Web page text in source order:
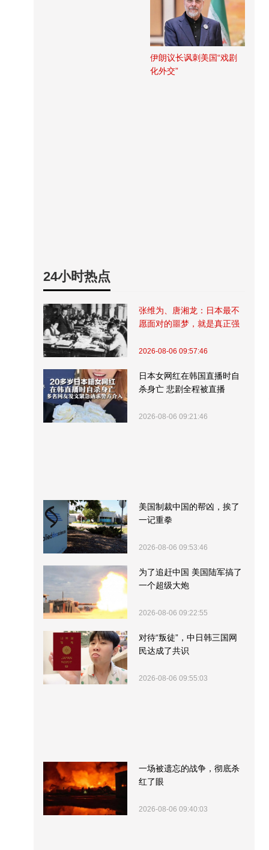
伊朗议长讽刺美国“戏剧
化外交”
24小时热点
张维为、唐湘龙：日本最不
愿面对的噩梦，就是真正强
2026-08-06 09:57:46
日本女网红在韩国直播时自
杀身亡 悲剧全程被直播
2026-08-06 09:21:46
美国制裁中国的帮凶，挨了
一记重拳
2026-08-06 09:53:46
为了追赶中国 美国陆军搞了
一个超级大炮
2026-08-06 09:22:55
对待“叛徒”，中日韩三国网
民达成了共识
2026-08-06 09:55:03
一场被遗忘的战争，彻底杀
红了眼
2026-08-06 09:40:03